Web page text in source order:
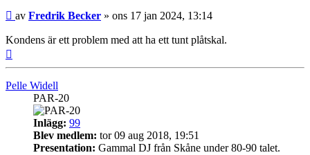
Inlägg
av Fredrik Becker » ons 17 jan 2024, 13:14
Kondens är ett problem med att ha ett tunt plåtskal.
Pelle Widell
PAR-20
Inlägg: 99
Blev medlem: tor 09 aug 2018, 19:51
Presentation: Gammal DJ från Skåne under 80-90 talet.